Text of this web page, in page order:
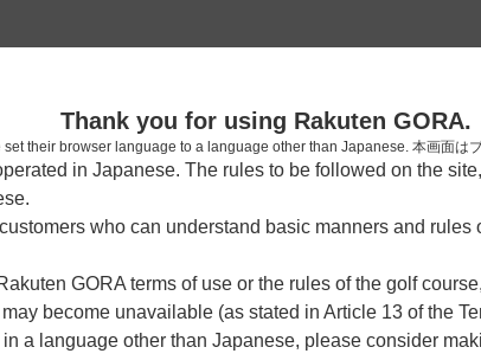
確認
ショートコース
Thank you for using Rakuten GORA.
their browser language to a language other than Japanese. 本画面は
in Japanese. The rules to be followed on the
who can understand basic manners and rules
GORA terms of use or the rules of the golf
become unavailable (as stated in Article 13 of the
a language other than Japanese, please consider